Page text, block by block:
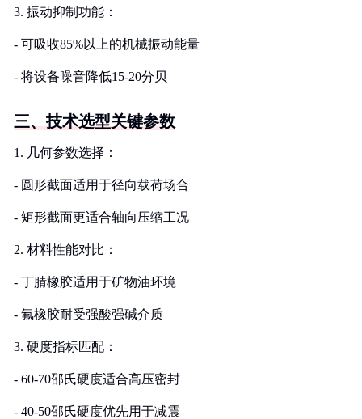
3. 振动抑制功能：
- 可吸收85%以上的机械振动能量
- 将设备噪音降低15-20分贝
三、技术选型关键参数
1. 几何参数选择：
- 圆形截面适用于径向载荷场合
- 矩形截面更适合轴向压缩工况
2. 材料性能对比：
- 丁腈橡胶适用于矿物油环境
- 氟橡胶耐受强酸强碱介质
3. 硬度指标匹配：
- 60-70邵氏硬度适合高压密封
- 40-50邵氏硬度优先用于减震